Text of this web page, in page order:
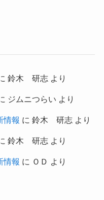
鈴木 研志より
ジムニつらい より
情報 に 鈴木 研志より
鈴木 研志より
情報 に ＯＤ より